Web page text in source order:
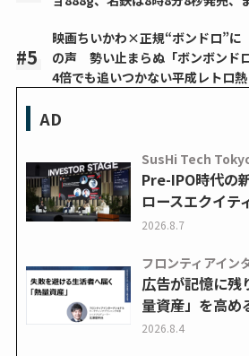
映画ちいかわ×正規“ボンドロ”に
の声 勢い止まらぬ「ボンボンド
4倍でも追いつかない平成レトロ熱
AD
SusHi Tech
Pre-IPO時代の
ロースエクイテ
2026.8.7
フロンティアイン
広告が記憶に残
量資産」を高
2026.8.4